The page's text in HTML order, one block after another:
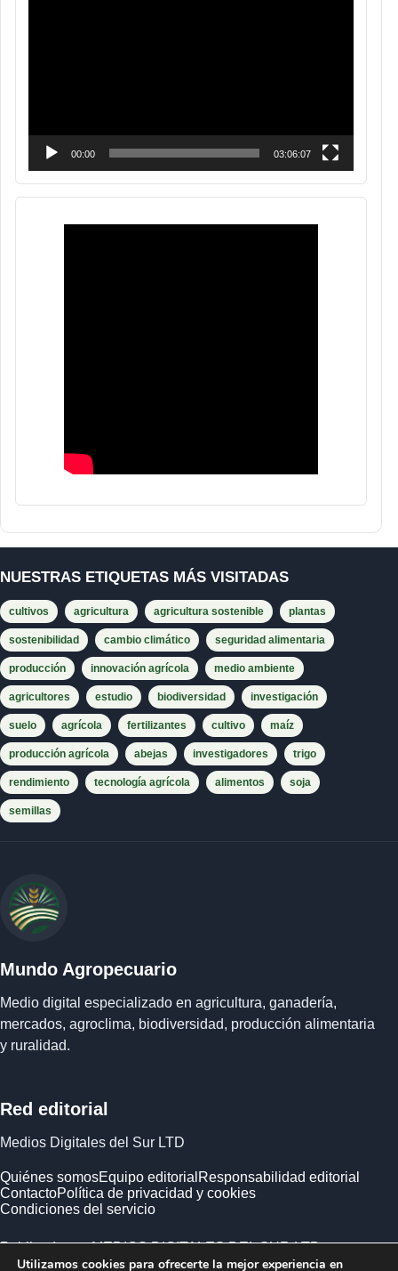
00:00 03:06:07
NUESTRAS ETIQUETAS MÁS VISITADAS
cultivos agricultura agricultura sostenible plantas
sostenibilidad cambio climático seguridad alimentaria
producción innovación agrícola medio ambiente
agricultores estudio biodiversidad investigación
suelo agrícola fertilizantes cultivo maíz
producción agrícola abejas investigadores trigo
rendimiento tecnología agrícola alimentos soja
semillas
Mundo Agropecuario
Medio digital especializado en agricultura, ganadería,
mercados, agroclima, biodiversidad, producción alimentaria
y ruralidad.
Red editorial
Medios Digitales del Sur LTD
Quiénes somosEquipo editorial Responsabilidad editorial
ContactoPolítica de privacidad y cookies
Condiciones del servicio
Publicado por MEDIOS DIGITALES DEL SUR LTD ·
Utilizamos cookies para ofrecerte la mejor experiencia en